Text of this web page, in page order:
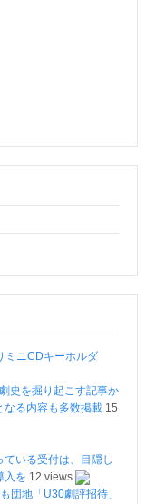
ミニCDキーホルダ
史を掘り起こす記事か
る内容も多数掲載 15
いる受付は、目隠し
入を 12 views
団地「U30劇評招待」